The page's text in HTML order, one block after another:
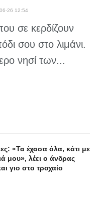
26 12:54
σε κερδίζουν
σου στο λιμάνι.
νησί των...
«Τα έχασα όλα, κάτι με
μου», λέει ο άνδρας
γιο στο τροχαίο